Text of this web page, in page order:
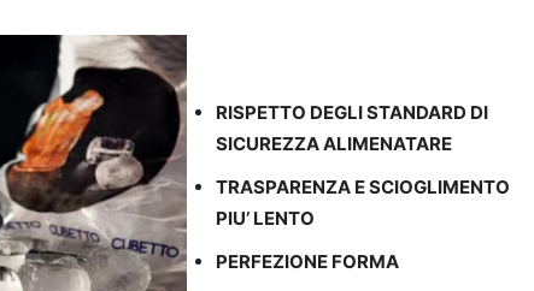
RISPETTO DEGLI STANDARD DI
SICUREZZA ALIMENATARE
TRASPARENZA E SCIOGLIMENTO
PIU’ LENTO
PERFEZIONE FORMA